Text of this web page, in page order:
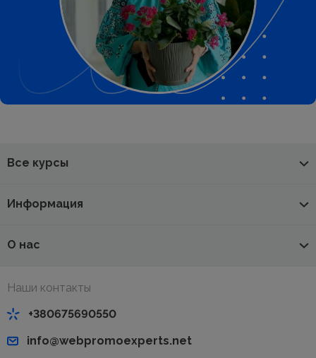
Все курсы
Информация
О нас
Наши контакты
+380675690550
info@webpromoexperts.net